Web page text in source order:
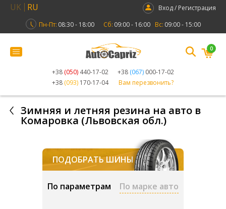
UK RU
Вход / Регистрация
Пн-Пт: 08:30 - 18:00 Сб: 09:00 - 16:00 Вс: 09:00 - 15:00
+38 (050) 440-17-02 +38 (067) 000-17-02
+38 (093) 170-17-04 Вам перезвонить?
0
Зимняя и летняя резина на авто в
Комаровка (Львовская обл.)
ПОДОБРАТЬ ШИНЫ
По параметрам По марке авто